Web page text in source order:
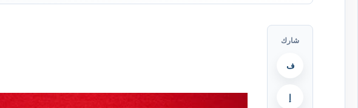
شارك
ف
إ